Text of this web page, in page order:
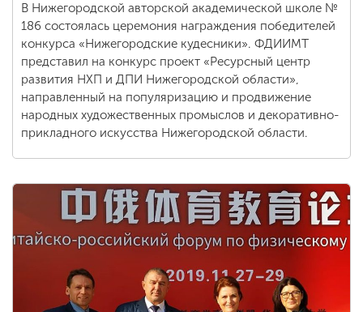
В Нижегородской авторской академической школе №
186 состоялась церемония награждения победителей
конкурса «Нижегородские кудесники». ФДИИМТ
представил на конкурс проект «Ресурсный центр
развития НХП и ДПИ Нижегородской области»,
направленный на популяризацию и продвижение
народных художественных промыслов и декоративно-
прикладного искусства Нижегородской области.